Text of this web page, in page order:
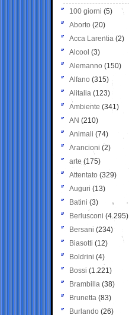
100 giorni (5)
Aborto (20)
Acca Larentia (2)
Alcool (3)
Alemanno (150)
Alfano (315)
Alitalia (123)
Ambiente (341)
AN (210)
Animali (74)
Arancioni (2)
arte (175)
Attentato (329)
Auguri (13)
Batini (3)
Berlusconi (4.295)
Bersani (234)
Biasotti (12)
Boldrini (4)
Bossi (1.221)
Brambilla (38)
Brunetta (83)
Burlando (26)